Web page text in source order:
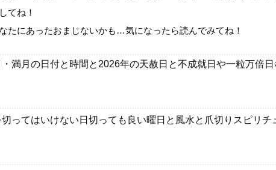
てね！
たにあったおまじないかも…気になったら読んでみてね！
・満月の日付と時間と2026年の天赦日と不成就日や一粒万倍日
切ってはいけない日切っても良い曜日と風水と爪切りスピリチ